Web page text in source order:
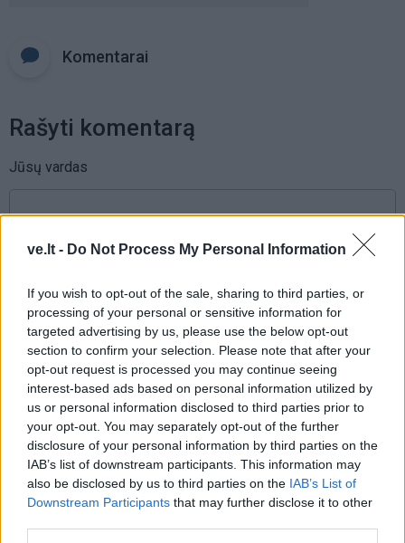
ve.lt - Do Not Process My Personal Information
If you wish to opt-out of the sale, sharing to third parties, or
processing of your personal or sensitive information for
targeted advertising by us, please use the below opt-out
section to confirm your selection. Please note that after your
opt-out request is processed you may continue seeing
interest-based ads based on personal information utilized by
us or personal information disclosed to third parties prior to
your opt-out. You may separately opt-out of the further
disclosure of your personal information by third parties on the
IAB’s list of downstream participants. This information may
also be disclosed by us to third parties on the IAB’s List of
Downstream Participants that may further disclose it to other
Komentarai
Rašyti komentarą
Jūsų vardas
Komentaras
Sutinku sutaisyklėmis
This site is protected by
reCAPTCHA and the Google
Privacy PolicyandTerms of
Serviceapply.